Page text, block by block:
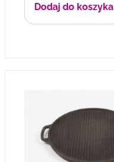
Dodaj do koszyka